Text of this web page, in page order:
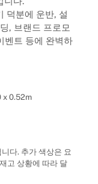
덕분에 운반, 설
, 브랜드 프로모
벤트 등에 완벽하
x 0.52m
다. 추가 색상은 요
고 상황에 따라 달